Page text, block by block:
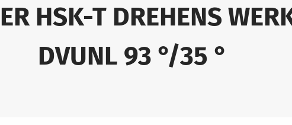
HSK-T DREHENS
DVUNL 93 °/35 °